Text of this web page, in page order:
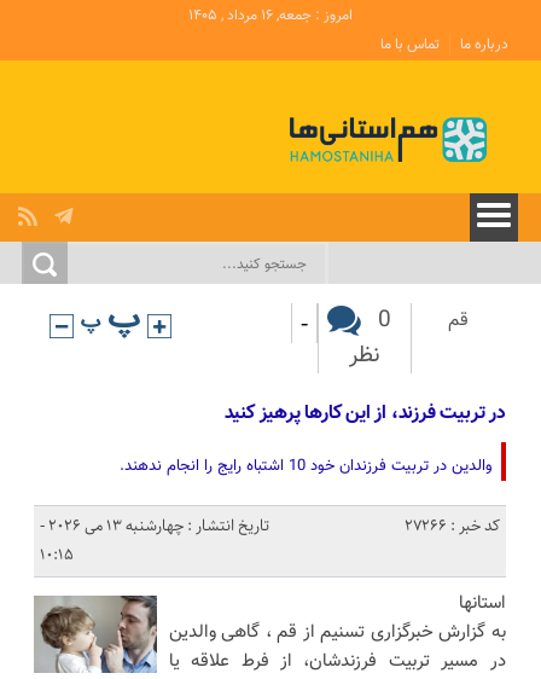
امروز : جمعه, ۱۶ مرداد , ۱۴۰۵
درباره ما
تماس با ما
قم
0
نظر
-
در تربیت فرزند، از این کارها پرهیز کنید
والدین در تربیت فرزندان خود 10 اشتباه رایج را انجام ندهند.
کد خبر : 27266
تاریخ انتشار : چهارشنبه 13 می 2026 -
10:15
استانها
به گزارش خبرگزاری تسنیم از قم ، گاهی والدین
در مسیر تربیت فرزندشان، از فرط علاقه یا